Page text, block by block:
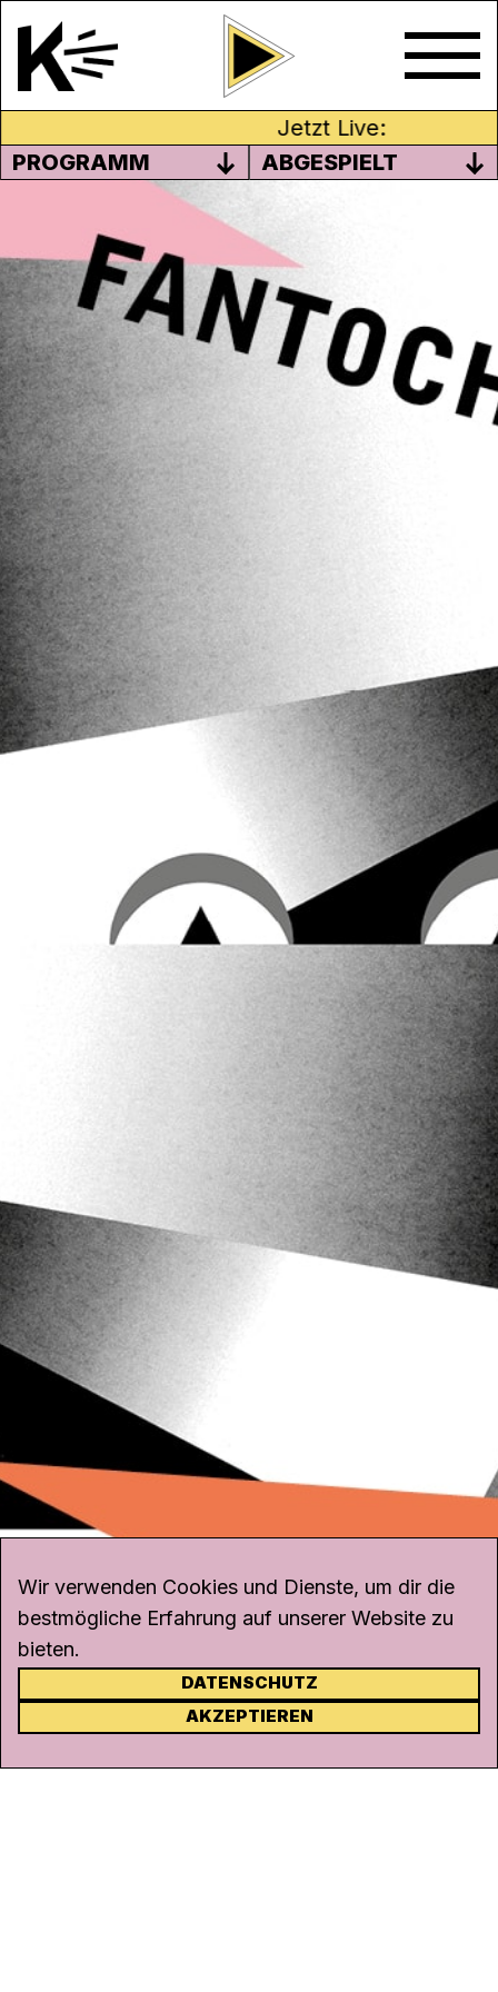
Jetzt Live:
PROGRAMM
ABGESPIELT
FANTOCHE – 1. BIS 6.
SEPTEMBER IN BADEN
Das Internationale Festival für
Animationsfilm
Fantoche geht in seine 18.
Runde. Das detaillierte Programm findest
duhier.
Wir senden live und direkt vom
Festivalgelände am Samstag, 5. September
von 16 bis 19 Uhr. Komm vorbei und
besuche uns in unserem Livestudio im
Festivalzentrum
KONTAKT
Rohrerstrasse 20
Wir verwenden Cookies und Dienste, um dir die
bestmögliche Erfahrung auf unserer Website zu
bieten.
DATENSCHUTZ
AKZEPTIEREN